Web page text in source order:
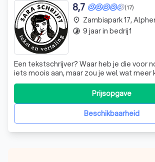
(17)
8,7
Een tekstschrijver? Waar heb je die voor nodig?
iets moois aan, maar zou je wel wat meer
trekken? Om mensen van je product of dienst te
overtuigen is alleen informatie geven niet
Informatie krijgen mensen de hele dag
ene oor in en het andere oorBeschikbaarheid
Prijsopgave
place Zambiapark 17,
timelapse 9 jaar in bedrijf